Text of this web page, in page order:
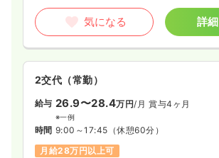
気になる 詳
2交代（常勤）
給与 26.9〜28.4万円/月 賞与4ヶ月
※一例
時間 9:00～17:45 （休憩60分）
月給28万円以上可